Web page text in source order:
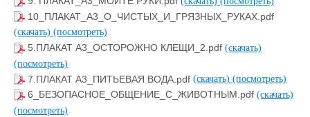
10_ПЛАКАТ_А3_О_ЧИСТЫХ_И_ГРЯЗНЫХ_РУКАХ.pdf
(скачать) (посмотреть)
5.ПЛАКАТ А3_ОСТОРОЖНО КЛЕЩИ_2.pdf (скачать)
(посмотреть)
7.ПЛАКАТ А3_ПИТЬЕВАЯ ВОДА.pdf (скачать) (посмотреть)
6_БЕЗОПАСНОЕ_ОБЩЕНИЕ_С_ЖИВОТНЫМ.pdf (скачать)
(посмотреть)